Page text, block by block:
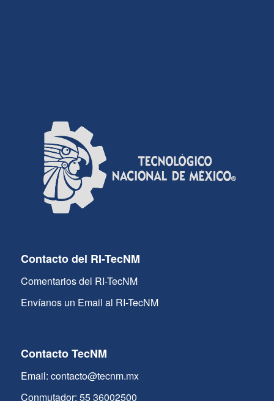
Contacto del RI-TecNM
Comentarios del RI-TecNM
Envíanos un Email al RI-TecNM
Contacto TecNM
Email: contacto@tecnm.mx
Conmutador: 55 36002500